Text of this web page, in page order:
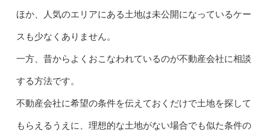
ほか、人気のエリアにある土地は未公開になっているケー
スも少なくありません。
一方、昔からよくおこなわれているのが不動産会社に相談
する方法です。
不動産会社に希望の条件を伝えておくだけで土地を探して
もらえるうえに、理想的な土地がない場合でも似た条件の